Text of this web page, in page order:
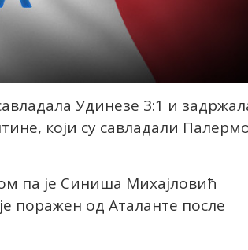
Удинезе 3:1 и
који су савладали
па је Синиша Михајловић
поражен од Аталанте после